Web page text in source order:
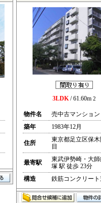
3LDK/ 61.60m 2
物件名
売中古マンション
築年
1983年12月
住所
東京都足立区保
目
最寄駅
東武伊勢崎・大
塚 駅 徒歩 23分
構造
鉄筋コンクリー